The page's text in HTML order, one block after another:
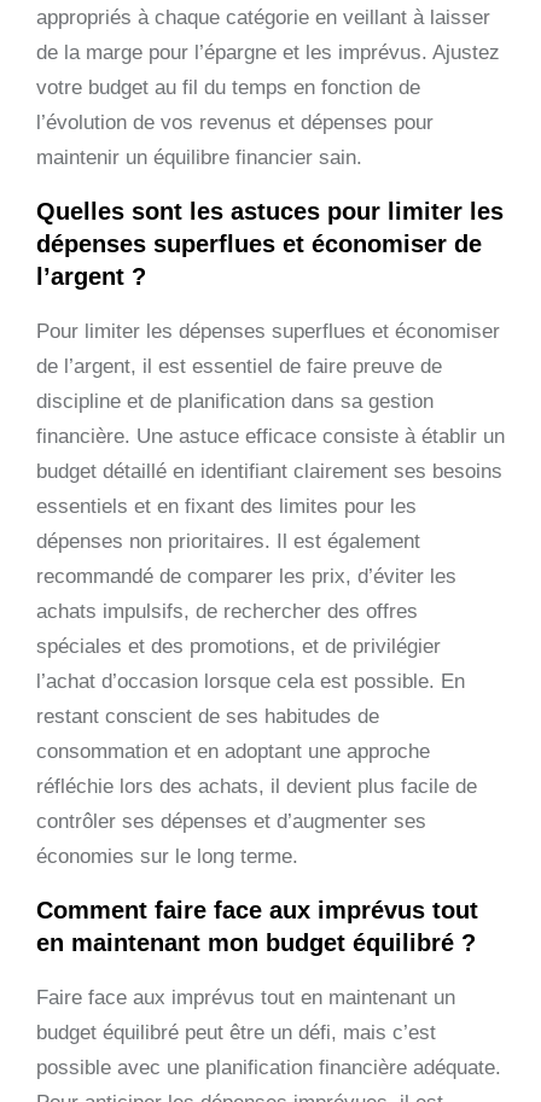
appropriés à chaque catégorie en veillant à laisser
de la marge pour l’épargne et les imprévus. Ajustez
votre budget au fil du temps en fonction de
l’évolution de vos revenus et dépenses pour
maintenir un équilibre financier sain.
Quelles sont les astuces pour limiter les
dépenses superflues et économiser de
l’argent ?
Pour limiter les dépenses superflues et économiser
de l’argent, il est essentiel de faire preuve de
discipline et de planification dans sa gestion
financière. Une astuce efficace consiste à établir un
budget détaillé en identifiant clairement ses besoins
essentiels et en fixant des limites pour les
dépenses non prioritaires. Il est également
recommandé de comparer les prix, d’éviter les
achats impulsifs, de rechercher des offres
spéciales et des promotions, et de privilégier
l’achat d’occasion lorsque cela est possible. En
restant conscient de ses habitudes de
consommation et en adoptant une approche
réfléchie lors des achats, il devient plus facile de
contrôler ses dépenses et d’augmenter ses
économies sur le long terme.
Comment faire face aux imprévus tout
en maintenant mon budget équilibré ?
Faire face aux imprévus tout en maintenant un
budget équilibré peut être un défi, mais c’est
possible avec une planification financière adéquate.